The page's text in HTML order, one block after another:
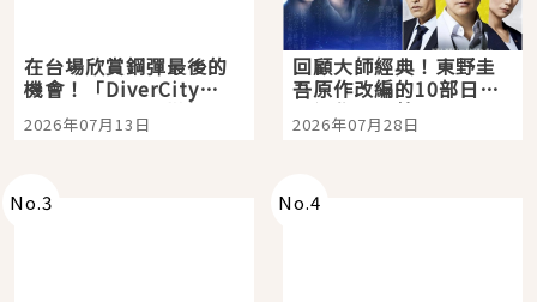
在台場欣賞鋼彈最後的
機會！「DiverCity
Tokyo Plaza」搭船、
購物、美食及夜景，一
2026年07月13日
回顧大師經典！東野圭
吾原作改編的10部日本
影視作品推薦
2026年07月28日
No.3 No.4